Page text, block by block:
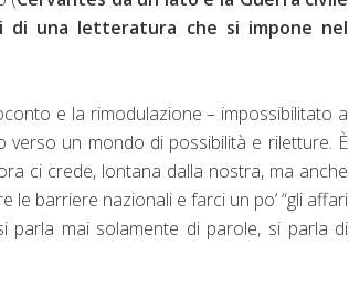
di una letteratura che si impone nel
e la rimodulazione – impossibilitato a
un mondo di possibilità e riletture. È
ci crede, lontana dalla nostra, ma anche
barriere nazionali e farci un po’ “gli affari
parla mai solamente di parole, si parla di